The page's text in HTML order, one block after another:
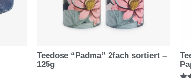
Teedose “Padma” 2fach sortiert –
125g